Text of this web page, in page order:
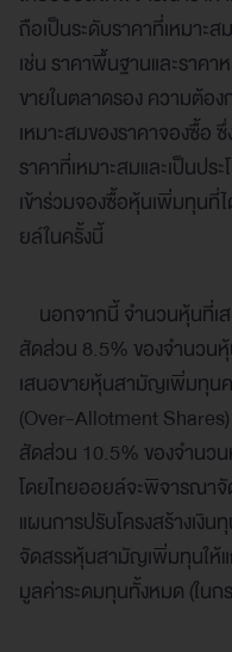
ถือเป็นระดับราคาที่เหมาะ
เช่น ราคาพื้นฐานและราค
ขายในตลาดรอง ความต้อ
เหมาะสมของราคาจองซื้อ
ราคาที่เหมาะสมและเป็นป
เข้าร่วมจองซื้อหุ้นเพิ่มทุนที่
ยล์ในครั้งนี้
นอกจากนี้ จำนวนหุ้นที่เ
สัดส่วน 8.5% ของจำนวน
เสนอขายหุ้นสามัญเพิ่มทุน
(Over-Allotment
สัดส่วน 10.5% ของจำนว
โดยไทยออยล์จะพิจารณาจั
แผนการปรับโครงสร้างเงิ
จัดสรรหุ้นสามัญเพิ่มทุนให้
มูลค่าระดมทุนทั้งหมด (ใน